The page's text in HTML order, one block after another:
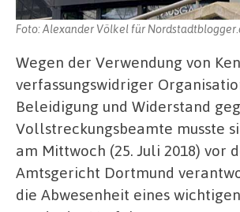
Foto: Alexander Völkel für
Wegen der Verwendung von
verfassungswidriger
Beleidigung und Widerstand
Vollstreckungsbeamte musste
am Mittwoch (25. Juli 2018) vor
Amtsgericht Dortmund
die Abwesenheit eines